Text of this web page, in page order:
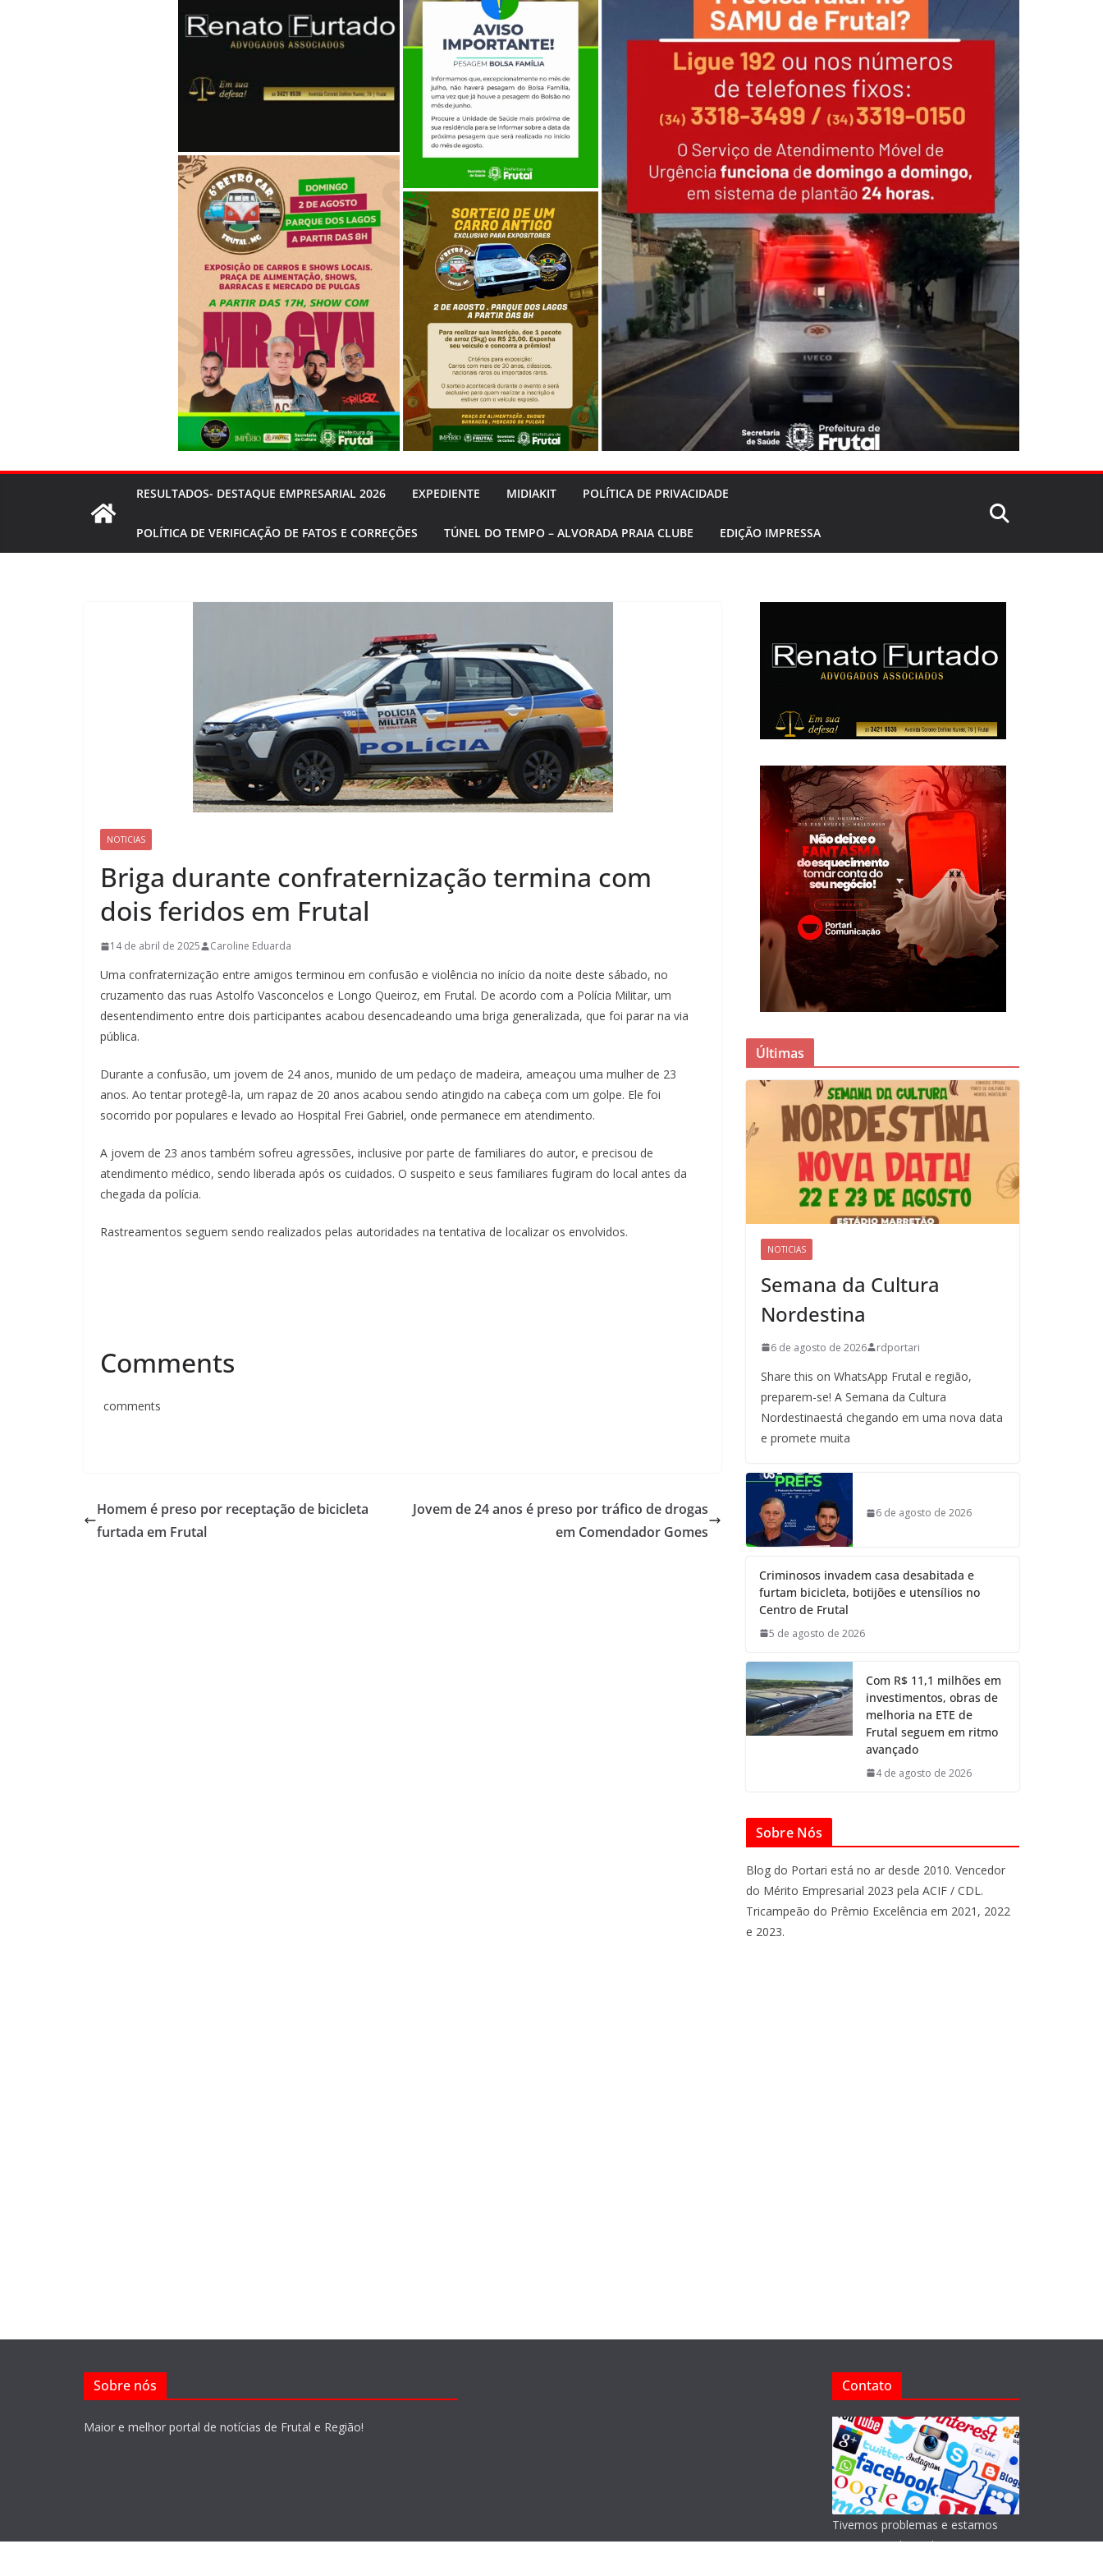
RESULTADOS- DESTAQUE EMPRESARIAL 2026 EXPEDIENTE MIDIAKIT POLÍTICA DE PRIVACIDADE
POLÍTICA DE VERIFICAÇÃO DE FATOS E CORREÇÕES TÚNEL DO TEMPO – ALVORADA PRAIA CLUBE EDIÇÃO IMPRESSA
NOTICIAS
Briga durante confraternização termina com
dois feridos em Frutal
14 de abril de 2025 Caroline Eduarda
Uma confraternização entre amigos terminou em confusão e violência no início da noite deste sábado, no
cruzamento das ruas Astolfo Vasconcelos e Longo Queiroz, em Frutal. De acordo com a Polícia Militar, um
desentendimento entre dois participantes acabou desencadeando uma briga generalizada, que foi parar na via
pública.
Durante a confusão, um jovem de 24 anos, munido de um pedaço de madeira, ameaçou uma mulher de 23
anos. Ao tentar protegê-la, um rapaz de 20 anos acabou sendo atingido na cabeça com um golpe. Ele foi
socorrido por populares e levado ao Hospital Frei Gabriel, onde permanece em atendimento.
A jovem de 23 anos também sofreu agressões, inclusive por parte de familiares do autor, e precisou de
atendimento médico, sendo liberada após os cuidados. O suspeito e seus familiares fugiram do local antes da
chegada da polícia.
Rastreamentos seguem sendo realizados pelas autoridades na tentativa de localizar os envolvidos.
Comments
comments
Homem é preso por receptação de bicicleta
furtada em Frutal
Jovem de 24 anos é preso por tráfico de drogas
em Comendador Gomes
Últimas
NOTICIAS
Semana da Cultura
Nordestina
6 de agosto de 2026 rdportari
Share this on WhatsApp Frutal e região,
preparem-se! A Semana da Cultura
Nordestinaestá chegando em uma nova data
e promete muita
6 de agosto de 2026
Criminosos invadem casa desabitada e
furtam bicicleta, botijões e utensílios no
Centro de Frutal
5 de agosto de 2026
Com R$ 11,1 milhões em
investimentos, obras de
melhoria na ETE de
Frutal seguem em ritmo
avançado
4 de agosto de 2026
Sobre Nós
Blog do Portari está no ar desde 2010. Vencedor
do Mérito Empresarial 2023 pela ACIF / CDL.
Tricampeão do Prêmio Excelência em 2021, 2022
e 2023.
Sobre nós
Maior e melhor portal de notícias de Frutal e Região!
Contato
Tivemos problemas e estamos
reorganizando o Blog!